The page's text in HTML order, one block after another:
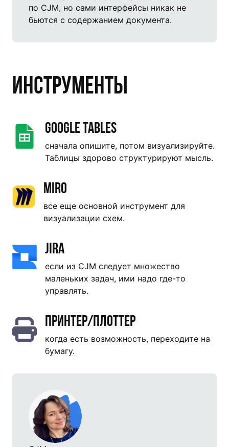
по CJM, но сами интерфейсы никак не
бьются с содержанием документа.
Инструменты
Google Tables
сначала опишите, потом визуализируйте.
Таблицы здорово структурируют мысль.
Miro
все еще основной инструмент для
визуализации схем.
Jira
если из CJM следует множество
маленьких задач, ими надо где-то
управлять.
Принтер/плоттер
когда есть возможность, переходите на
бумагу.